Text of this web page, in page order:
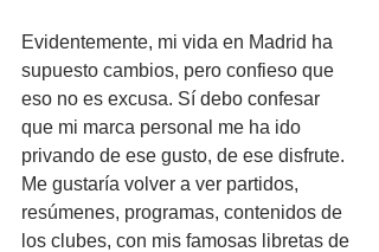
Evidentemente, mi vida en Madrid ha
supuesto cambios, pero confieso que
eso no es excusa. Sí debo confesar
que mi marca personal me ha ido
privando de ese gusto, de ese disfrute.
Me gustaría volver a ver partidos,
resúmenes, programas, contenidos de
los clubes, con mis famosas libretas de